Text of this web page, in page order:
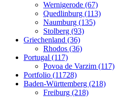
Wernigerode (67)
Quedlinburg (113)
Naumburg (135)
Stolberg (93)
Griechenland (36)
Rhodos (36)
Portugal (117)
Povoa de Varzim (117)
Portfolio (11728)
Baden-Württemberg (218)
Freiburg (218)